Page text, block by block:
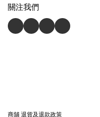
關注我們
商舖退貨及退款政策